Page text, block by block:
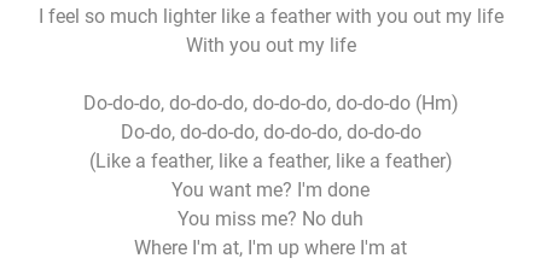
I feel so much lighter like a feather with you out my life
With you out my life
Do-do-do, do-do-do, do-do-do, do-do-do (Hm)
Do-do, do-do-do, do-do-do, do-do-do
(Like a feather, like a feather, like a feather)
You want me? I'm done
You miss me? No duh
Where I'm at, I'm up where I'm at